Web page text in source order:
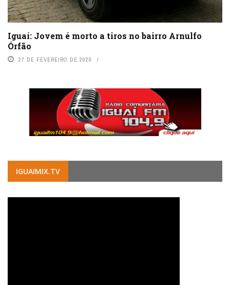
Iguaí: Jovem é morto a tiros no bairro Arnulfo
Órfão
27 DE FEVEREIRO DE 2020
IGUAIMIX.TV